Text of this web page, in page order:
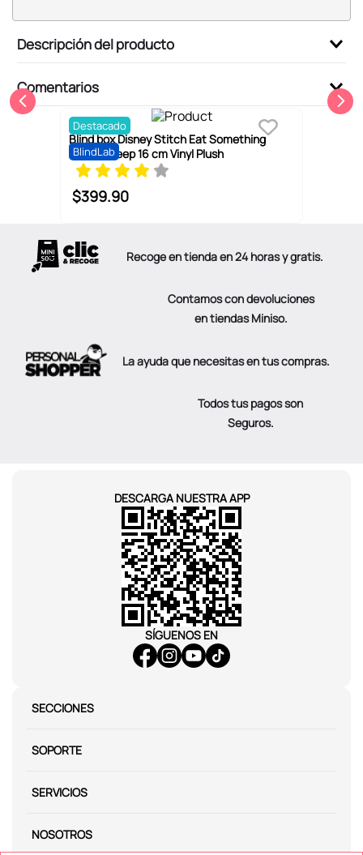
Descripción del producto
Comentarios
Destacado
BlindLab
Blind box Disney Stitch Eat Something
Before Sleep 16 cm Vinyl Plush
$399.90
Recoge en tienda en 24 horas y gratis.
Contamos con devoluciones
en tiendas Miniso.
La ayuda que necesitas en tus compras.
Todos tus pagos son
Seguros.
DESCARGA NUESTRA APP
SÍGUENOS EN
SECCIONES
SOPORTE
SERVICIOS
NOSOTROS